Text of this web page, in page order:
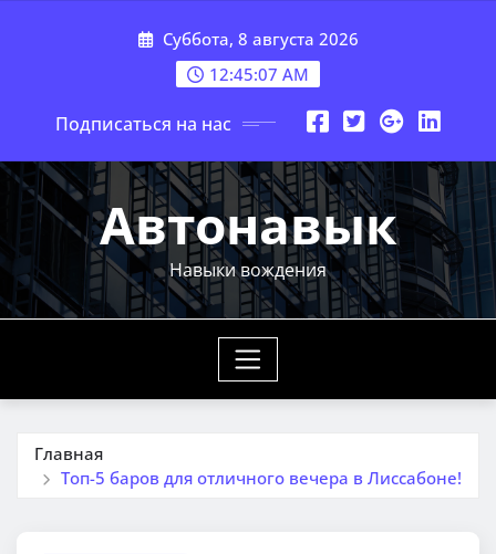
Суббота, 8 августа 2026
12:45:09 AM
Подписаться на нас
Автонавык
Навыки вождения
Главная
Топ-5 баров для отличного вечера в Лиссабоне!